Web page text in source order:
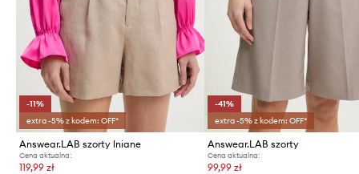
-11%
extra -5% z kodem: OFF*
Answear.LAB szorty lniane
Cena aktualna:
119,99 zł
-41%
extra -5% z kodem: OFF*
Answear.LAB szorty
Cena aktualna:
99,99 zł